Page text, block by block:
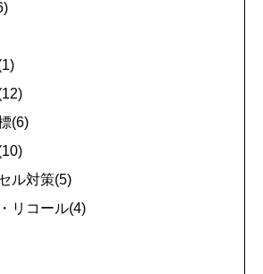
(6)
ル対策(5)
リコール(4)